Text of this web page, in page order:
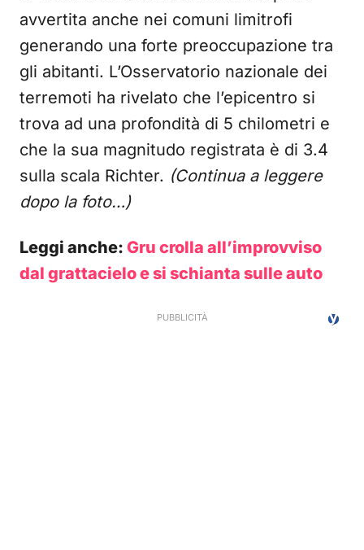
avvertita anche nei comuni limitrofi
generando una forte preoccupazione tra
gli abitanti. L’Osservatorio nazionale dei
terremoti ha rivelato che l’epicentro si
trova ad una profondità di 5 chilometri e
che la sua magnitudo registrata è di 3.4
sulla scala Richter. (Continua a leggere
dopo la foto…)
Leggi anche: Gru crolla all’improvviso
dal grattacielo e si schianta sulle auto